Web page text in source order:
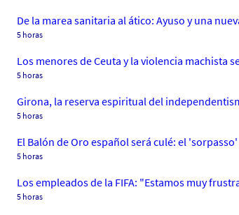
De la marea sanitaria al ático: Ayuso y una
5 horas
Los menores de Ceuta y la violencia machista
5 horas
Girona, la reserva espiritual del
5 horas
El Balón de Oro español será culé: el
5 horas
Los empleados de la FIFA: "Estamos muy
5 horas